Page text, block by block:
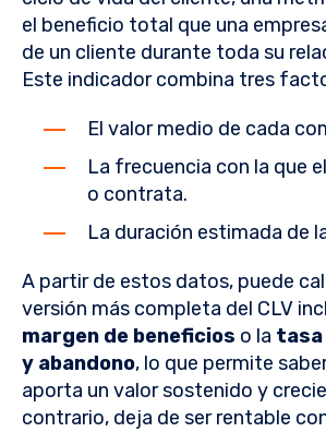
el beneficio total que una
de un cliente durante toda su
Este indicador combina tres
El valor medio de cada
La frecuencia con la que
o contrata.
La duración estimada de
A partir de estos datos, puede
versión más completa del CLV
margen de beneficios o la tasa
y abandono, lo que permite
aporta un valor sostenido y
contrario, deja de ser rentable